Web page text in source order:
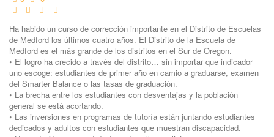
Ha habido un curso de corrección importante en el Distrito de Escuelas
de Medford los últimos cuatro años. El Distrito de la Escuela de
Medford es el más grande de los distritos en el Sur de Oregon.
• El logro ha crecido a través del distrito… sin importar que indicador
uno escoge: estudiantes de primer año en camio a graduarse, examen
del Smarter Balance o las tasas de graduación.
• La brecha entre los estudiantes con desventajas y la población
general se está acortando.
• Las inversiones en programas de tutoría están juntando estudiantes
dedicados y adultos con estudiantes que muestran discapacidad.